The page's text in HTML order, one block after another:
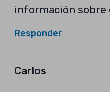
información sobre
Responder
Carlos